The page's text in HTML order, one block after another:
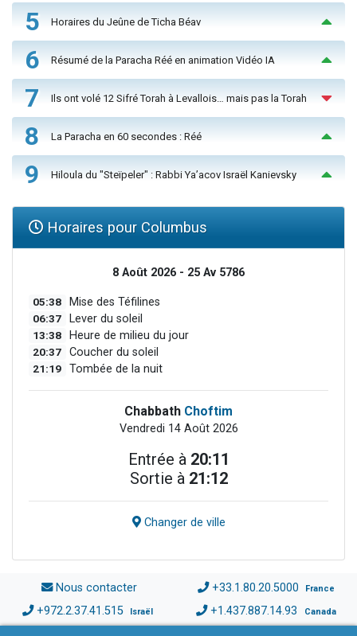
5 Horaires du Jeûne de Ticha Béav
6 Résumé de la Paracha Réé en animation Vidéo IA
7 Ils ont volé 12 Sifré Torah à Levallois… mais pas la Torah
8 La Paracha en 60 secondes : Réé
9 Hiloula du "Steïpeler" : Rabbi Ya’acov Israël Kanievsky
Horaires pour Columbus
8 Août 2026 - 25 Av 5786
05:38 Mise des Téfilines
06:37 Lever du soleil
13:38 Heure de milieu du jour
20:37 Coucher du soleil
21:19 Tombée de la nuit
Chabbath Choftim
Vendredi 14 Août 2026
Entrée à 20:11
Sortie à 21:12
Changer de ville
Nous contacter +33.1.80.20.5000 France
+972.2.37.41.515 Israël +1.437.887.14.93 Canada